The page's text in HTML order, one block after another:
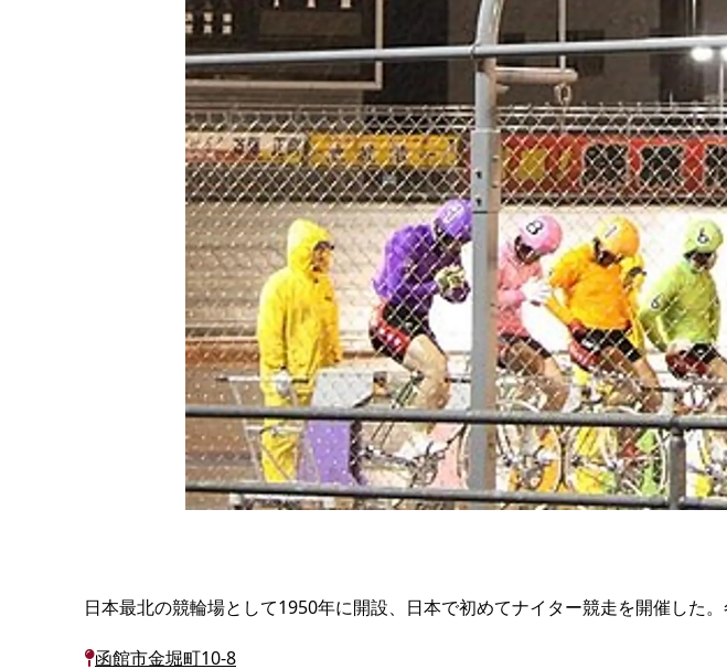
日本最北の競輪場として1950年に開設、日本で初めてナイター競走を開催した
函館市金堀町10-8